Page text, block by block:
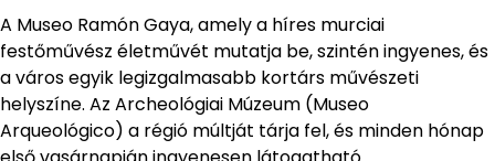
A Museo Ramón Gaya, amely a híres murciai
festőművész életművét mutatja be, szintén ingyenes, és
a város egyik legizgalmasabb kortárs művészeti
helyszíne. Az Archeológiai Múzeum (Museo
Arqueológico) a régió múltját tárja fel, és minden hónap